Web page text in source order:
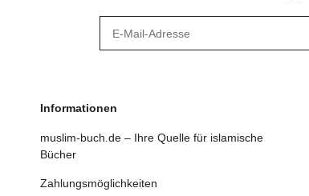
Informationen
muslim-buch.de – Ihre Quelle für islamische
Bücher
Zahlungsmöglichkeiten